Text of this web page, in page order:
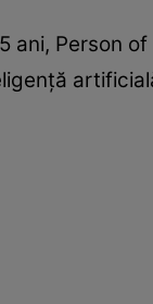
ani, Person